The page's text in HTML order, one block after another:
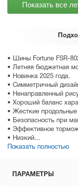
• Шины Fortune FSR-
• Летняя бюджетная
• Новинка 2025 года.
• Симметричный
• Ненаправленный
• Хороший баланс
• Жесткие
• Безопасность при
• Эффективное
• Низкий...
Показать полностью
Показать все
ПАРАМЕТРЫ